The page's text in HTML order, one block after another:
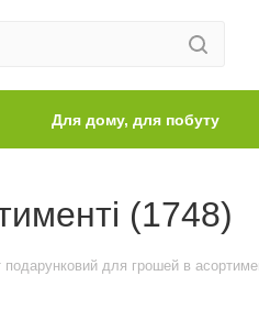
Для дому, для побуту
(1748)
подарунковий для грошей в